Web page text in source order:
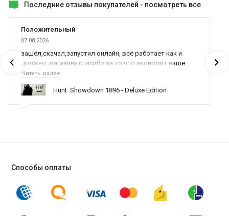
Последние отзывы покупателей - посмотреть все
Положительный
07.08.2026
зашёл,скачал,запустил онлайн, всё работает как и
должно, магазину спасибо за то что экономит наше
время,нервы и деньги, ребята вы красава оказываете
поддержку населению и походу из всех только вы и
оказываете помощь
Читать далее
Hunt: Showdown 1896 - Deluxe Edition
Способы оплаты